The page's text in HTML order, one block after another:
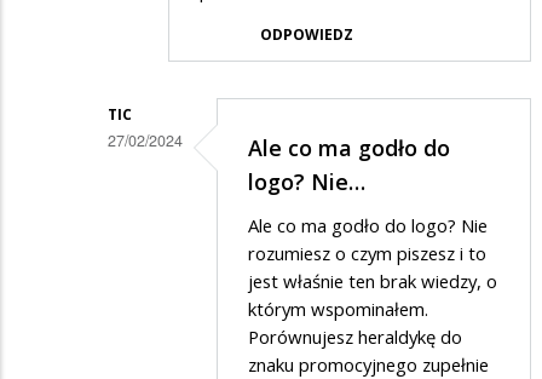
Suwałki
ODPOWIEDZ
TIC
27/02/2024
Ale co ma godło do
logo? Nie…
Ale co ma godło do logo? Nie
rozumiesz o czym piszesz i to
jest właśnie ten brak wiedzy, o
którym wspominałem.
Porównujesz heraldykę do
znaku promocyjnego zupełnie